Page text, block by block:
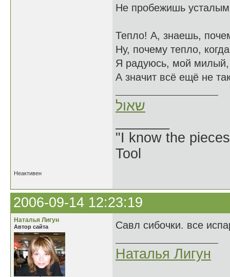
Не пробежишь
Тепло! А, знаешь,
Ну, почему тепло,
Я радуюсь, мой милый,
А значит всё ещё не
שאול
"I know the
Tool
Неактивен
2006-09-14 12:23:19
Наталья Лигун
Автор сайта Савл сибочки. все
Наталья Лигун